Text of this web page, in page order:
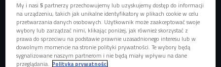
Z baletu do świata wielkiej mody. Praca, która jest pasją Karoliny
Miko
My i nasi5 partnerzy przechowujemy lub uzyskujemy dostęp do informacji
na urządzeniu, takich jak unikalne identyfikatory w plikach cookie w celu
przetwarzania danych osobowych. Użytkownik może zaakceptować swoje
wybory lub zarządzać nimi, klikając poniżej, jak również skorzystać z
prawa do sprzeciwu na podstawie prawnie uzasadnionego interesu lub w
dowolnym momencie na stronie polityki prywatności. Te wybory będą
sygnalizowane naszym partnerom i nie będą miały wpływu na dane
przeglądania. Polityka prywatności